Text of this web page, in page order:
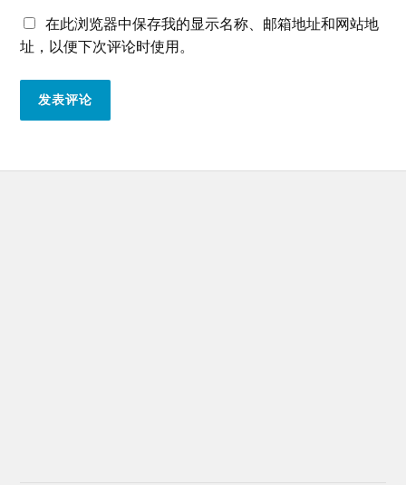
在此浏览器中保存我的显示名称、邮箱地址和网站地
址，以便下次评论时使用。